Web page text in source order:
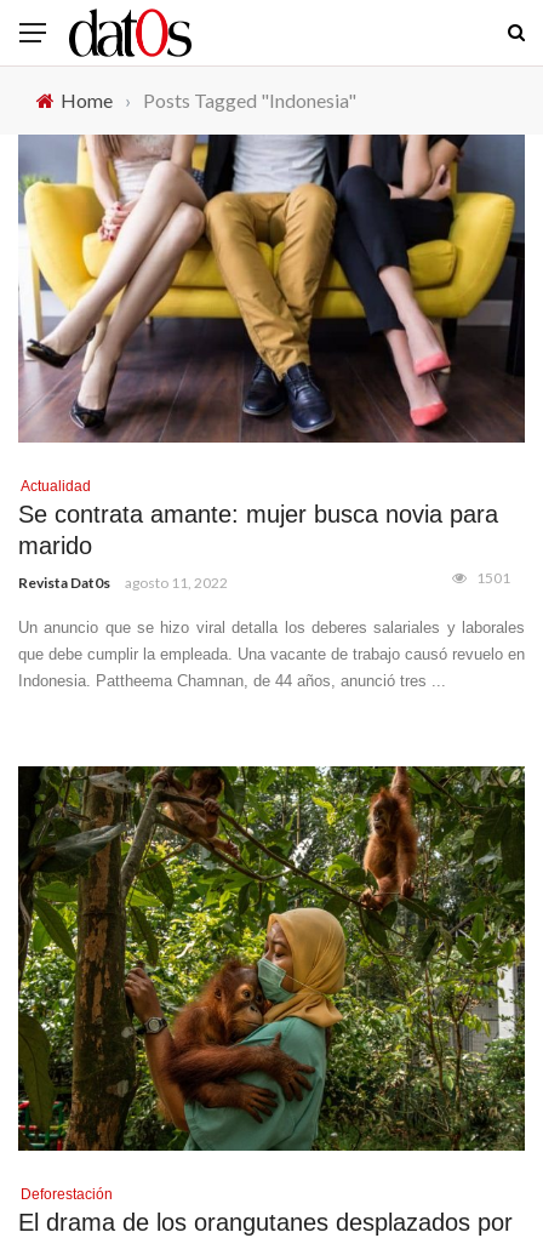
Home › Posts Tagged "Indonesia"
Actualidad
Se contrata amante: mujer busca novia para
marido
Revista Dat0s agosto 11, 2022 1501
Un anuncio que se hizo viral detalla los deberes salariales y laborales
que debe cumplir la empleada. Una vacante de trabajo causó revuelo en
Indonesia. Pattheema Chamnan, de 44 años, anunció tres ...
Deforestación
El drama de los orangutanes desplazados por